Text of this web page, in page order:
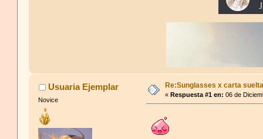
Usuaria Ejemplar
Novice
Re:Sunglasses x carta
«Respuesta #1 en: 06 de